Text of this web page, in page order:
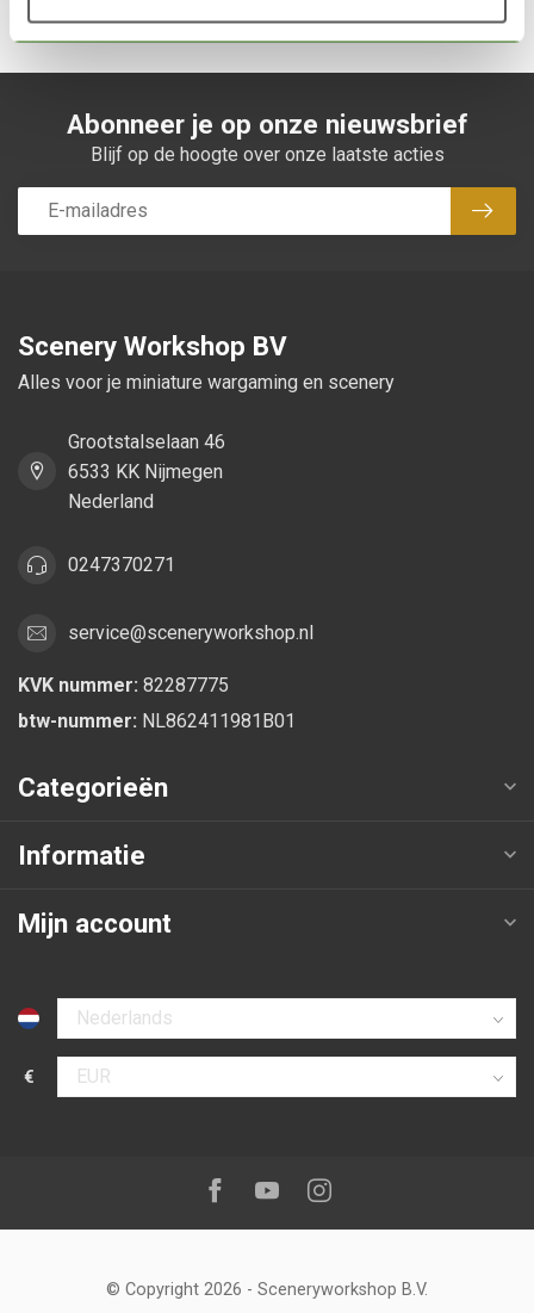
Abonneer je op onze nieuwsbrief
Blijf op de hoogte over onze laatste acties
Scenery Workshop BV
Alles voor je miniature wargaming en scenery
Grootstalselaan 46
6533 KK Nijmegen
Nederland
0247370271
service@sceneryworkshop.nl
KVK nummer: 82287775
btw-nummer: NL862411981B01
Categorieën
Informatie
Mijn account
Selecteer taal
€
Selecteer valuta
Volg ons op:Facebook
YoutubeInstagram
© Copyright 2026 - Sceneryworkshop B.V.